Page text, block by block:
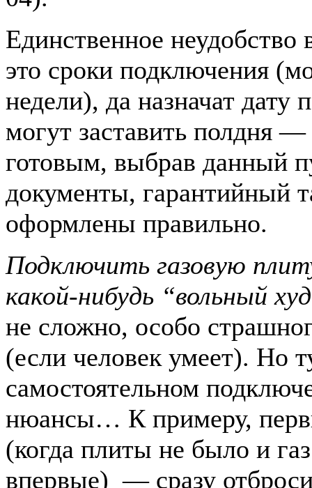
Единственное
это сроки подключения
недели), да назначат дату
могут заставить полдня
готовым, выбрав данный
документы, гарантийный
оформлены правильно.
Подключить газовую
какой-нибудь “вольный
не сложно, особо
(если человек умеет). Но
самостоятельном
нюансы… К примеру,
(когда плиты не было и
впервые) — сразу